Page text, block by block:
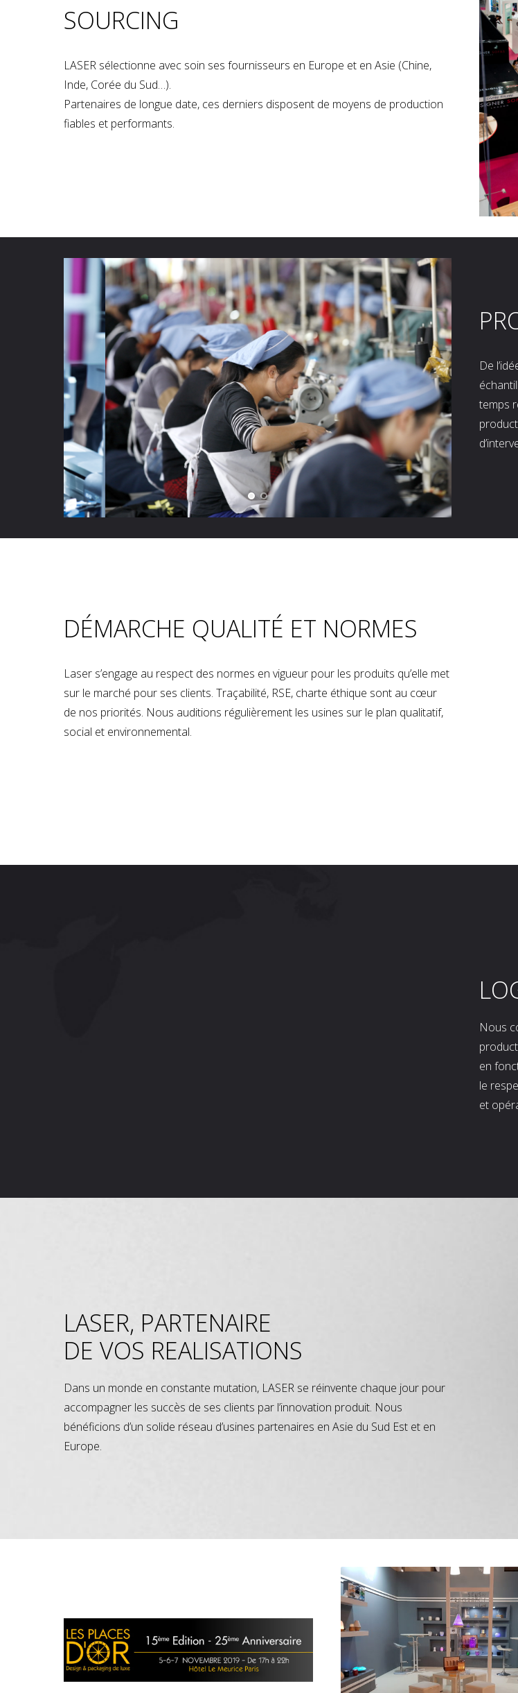
SOURCING
LASER sélectionne avec soin ses fournisseurs en Europe et en Asie (Chine,
Inde, Corée du Sud…).
Partenaires de longue date, ces derniers disposent de moyens de production
fiables et performants.
De
temps
DÉMARCHE QUALITÉ ET NORMES
Laser s’engage au respect des normes en vigueur pour les produits qu’elle met
sur le marché pour ses clients. Traçabilité, RSE, charte éthique sont au cœur
de nos priorités. Nous auditions régulièrement les usines sur le plan qualitatif,
social et environnemental.
Nous
en
le
et
LASER, PARTENAIRE
DE VOS REALISATIONS
Dans un monde en constante mutation, LASER se réinvente chaque jour pour
accompagner les succès de ses clients par l’innovation produit. Nous
bénéficions d’un solide réseau d’usines partenaires en Asie du Sud Est et en
Europe.